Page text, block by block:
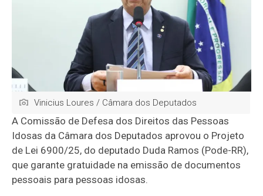
Vinicius Loures / Câmara dos Deputados
A Comissão de Defesa dos Direitos das Pessoas
Idosas da Câmara dos Deputados aprovou o Projeto
de Lei 6900/25, do deputado Duda Ramos (Pode-RR),
que garante gratuidade na emissão de documentos
pessoais para pessoas idosas.